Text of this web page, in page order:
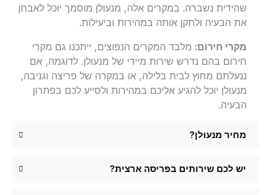
שהידית נשברה. במקרים אלה, מנעולן מוסמך יוכל לאבחן
את הבעיה ולתקן אותה במהירות וביעילות.
מקרי חירום:מלבד המקרים הנפוצים, ייתכנו גם מקרי
חירום בהם נדרש שירות מיידי של מנעולן. לדוגמה, אם
ננעלתם מחוץ לבית בלילה, או במקרה של פריצה וגניבה,
מנעולן יוכל להגיע אליכם במהירות ולסייע לכם בפתרון
הבעיה.
מחיר מנעולן?
יש לכם שירותים בפריסה ארצית?